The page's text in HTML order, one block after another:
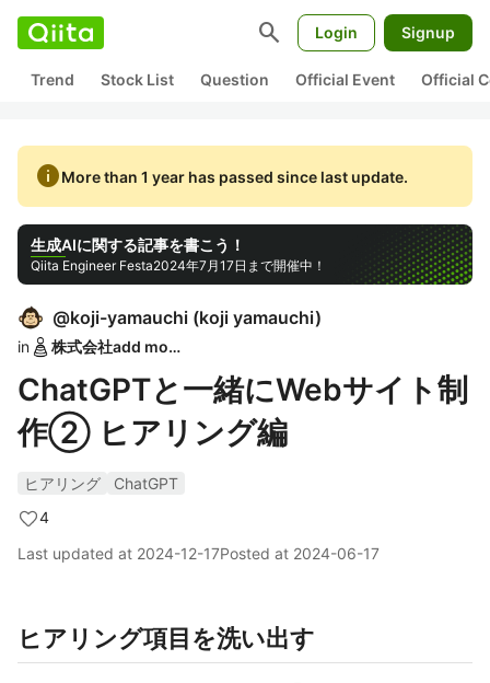
search Login Signup
Trend Stock List Question Official Event Official
infoMore than 1 year has passed since last update.
生成AIに関する記事を書こう！
Qiita Engineer Festa2024年7月17日まで開催中！
@koji-yamauchi (koji yamauchi)
in 株式会社add more
ChatGPTと一緒にWebサイト制
作② ヒアリング編
ヒアリング
ChatGPT
4
Last updated at 2024-12-17Posted at 2024-06-17
ヒアリング項目を洗い出す